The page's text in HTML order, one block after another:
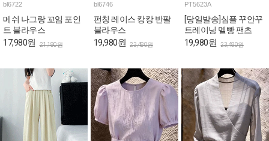
bl6722
메쉬 나그랑 꼬임 포인
트 블라우스
17,980원 21,180원
bl6746
펀칭 레이스 캉캉 반팔
블라우스
19,980원 23,480원
PT5623A
[당일발송]심플 꾸안꾸
트레이닝 멜빵 팬츠
19,980원 23,480원